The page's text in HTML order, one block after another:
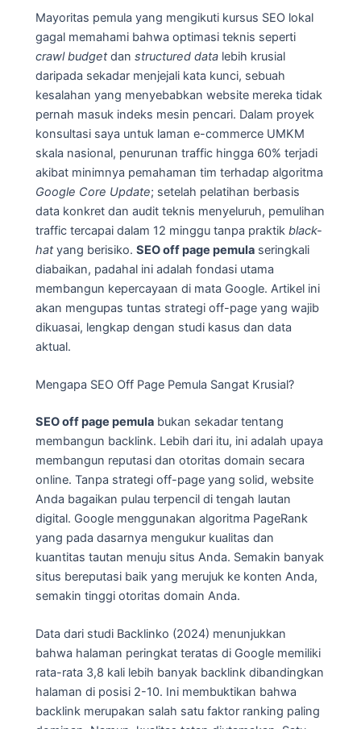
Mayoritas pemula yang mengikuti kursus SEO lokal
gagal memahami bahwa optimasi teknis seperti
crawl budgetdan structured data lebih krusial
daripada sekadar menjejali kata kunci, sebuah
kesalahan yang menyebabkan website mereka tidak
pernah masuk indeks mesin pencari. Dalam proyek
konsultasi saya untuk laman e-commerce UMKM
skala nasional, penurunan traffic hingga 60% terjadi
akibat minimnya pemahaman tim terhadap algoritma
Google Core Update; setelah pelatihan berbasis
data konkret dan audit teknis menyeluruh, pemulihan
traffic tercapai dalam 12 minggu tanpa praktik black-
hatyang berisiko. SEO off page pemula seringkali
diabaikan, padahal ini adalah fondasi utama
membangun kepercayaan di mata Google. Artikel ini
akan mengupas tuntas strategi off-page yang wajib
dikuasai, lengkap dengan studi kasus dan data
aktual.
Mengapa SEO Off Page Pemula Sangat Krusial?
SEO off page pemula bukan sekadar tentang
membangun backlink. Lebih dari itu, ini adalah upaya
membangun reputasi dan otoritas domain secara
online. Tanpa strategi off-page yang solid, website
Anda bagaikan pulau terpencil di tengah lautan
digital. Google menggunakan algoritma PageRank
yang pada dasarnya mengukur kualitas dan
kuantitas tautan menuju situs Anda. Semakin banyak
situs bereputasi baik yang merujuk ke konten Anda,
semakin tinggi otoritas domain Anda.
Data dari studi Backlinko (2024) menunjukkan
bahwa halaman peringkat teratas di Google memiliki
rata-rata 3,8 kali lebih banyak backlink dibandingkan
halaman di posisi 2-10. Ini membuktikan bahwa
backlink merupakan salah satu faktor ranking paling